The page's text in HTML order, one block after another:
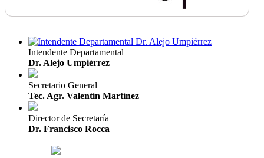
Intendente Departamental
Dr. Alejo Umpiérrez
Secretario General
Tec. Agr. Valentín Martínez
Director de Secretaría
Dr. Francisco Rocca